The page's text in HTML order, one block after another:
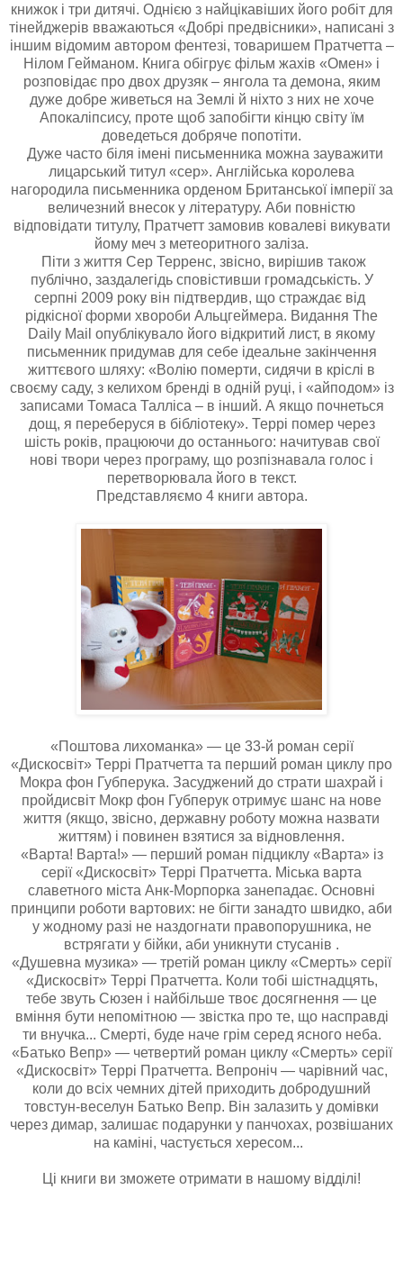
книжок і три дитячі. Однією з найцікавіших його робіт для
тінейджерів вважаються «Добрі предвісники», написані з
іншим відомим автором фентезі, товаришем Пратчетта –
Нілом Гейманом. Книга обігрує фільм жахів «Омен» і
розповідає про двох друзяк – янгола та демона, яким
дуже добре живеться на Землі й ніхто з них не хоче
Апокаліпсису, проте щоб запобігти кінцю світу їм
доведеться добряче попотіти.
Дуже часто біля імені письменника можна зауважити
лицарський титул «сер». Англійська королева
нагородила письменника орденом Британської імперії за
величезний внесок у літературу. Аби повністю
відповідати титулу, Пратчетт замовив ковалеві викувати
йому меч з метеоритного заліза.
Піти з життя Сер Терренс, звісно, вирішив також
публічно, заздалегідь сповістивши громадськість. У
серпні 2009 року він підтвердив, що страждає від
рідкісної форми хвороби Альцгеймера. Видання The
Daily Mail опублікувало його відкритий лист, в якому
письменник придумав для себе ідеальне закінчення
життєвого шляху: «Волію померти, сидячи в кріслі в
своєму саду, з келихом бренді в одній руці, і «айподом» із
записами Томаса Талліса – в інший. А якщо почнеться
дощ, я переберуся в бібліотеку». Террі помер через
шість років, працюючи до останнього: начитував свої
нові твори через програму, що розпізнавала голос і
перетворювала його в текст.
Представляємо 4 книги автора.
«Поштова лихоманка» — це 33-й роман серії
«Дискосвіт» Террі Пратчетта та перший роман циклу про
Мокра фон Губперука. Засуджений до страти шахрай і
пройдисвіт Мокр фон Губперук отримує шанс на нове
життя (якщо, звісно, державну роботу можна назвати
життям) і повинен взятися за відновлення.
«Варта! Варта!» — перший роман підциклу «Варта» із
серії «Дискосвіт» Террі Пратчетта. Міська варта
славетного міста Анк-Морпорка занепадає. Основні
принципи роботи вартових: не бігти занадто швидко, аби
у жодному разі не наздогнати правопорушника, не
встрягати у бійки, аби уникнути стусанів .
«Душевна музика» — третій роман циклу «Смерть» серії
«Дискосвіт» Террі Пратчетта. Коли тобі шістнадцять,
тебе звуть Сюзен і найбільше твоє досягнення — це
вміння бути непомітною — звістка про те, що насправді
ти внучка... Смерті, буде наче грім серед ясного неба.
«Батько Вепр» — четвертий роман циклу «Смерть» серії
«Дискосвіт» Террі Пратчетта. Вепроніч — чарівний час,
коли до всіх чемних дітей приходить добродушний
товстун-веселун Батько Вепр. Він залазить у домівки
через димар, залишає подарунки у панчохах, розвішаних
на каміні, частується хересом...
Ці книги ви зможете отримати в нашому відділі!